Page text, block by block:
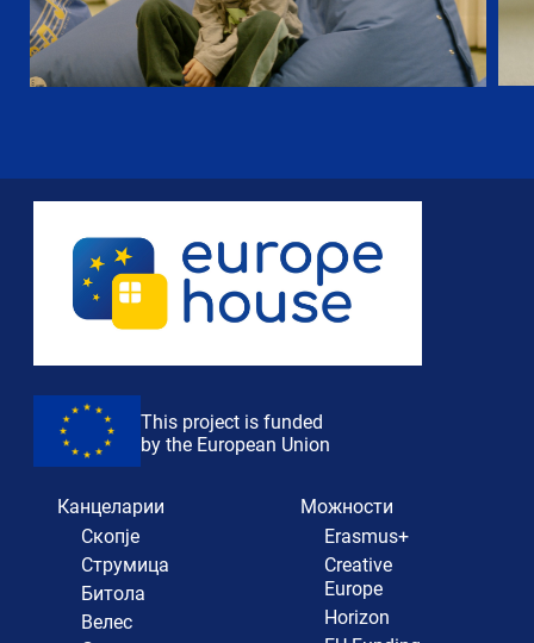
This project is funded
by the European Union
Канцеларии
Скопје
Струмица
Битола
Велес
Можности
Erasmus+
Creative
Europe
Horizon